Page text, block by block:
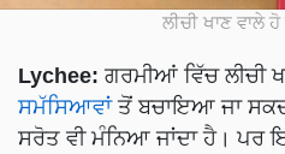
ਲੀਚੀ ਖਾਣ ਵਾਲੇ ਹੋ
Lychee: ਗਰਮੀਆਂ ਵਿੱਚ ਲੀਚੀ
ਸਮੱਸਿਆਵਾਂਤੋਂ ਬਚਾਇਆ ਜਾ
ਸਰੋਤ ਵੀ ਮੰਨਿਆ ਜਾਂਦਾ ਹੈ। ਪਰ